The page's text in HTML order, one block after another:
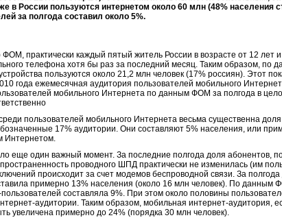
в России пользуются интернетом около 60 млн (48% населения
за полгода составил около 5%.
практически каждый пятый житель России в возрасте от 12 лет
телефона хотя бы раз за последний месяц. Таким образом, по
пользуются около 21,2 млн человек (17% россиян). Этот
года ежемесячная аудитория пользователей мобильного
мобильного Интернета по данным ФОМ за полгода в
пользователей мобильного Интернета весьма существенна
17% аудитории. Они составляют 5% населения, или
Интернетом.
еще один важный момент. За последние полгода доля абонентов,
проводного ШПД практически не изменилась (им
происходит за счет модемов беспроводной связи. За
примерно 13% населения (около 16 млн человек). По данным
составляла 9%. При этом около половины
аудитории. Таким образом, мобильная интернет-аудитория,
увеличена примерно до 24% (порядка 30 млн человек).